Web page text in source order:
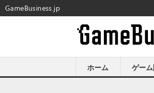
ホーム ゲー
GameBusiness.jp